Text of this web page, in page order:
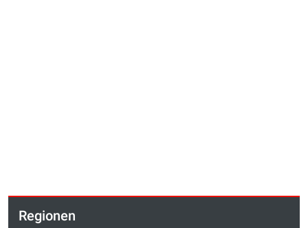
Regionen